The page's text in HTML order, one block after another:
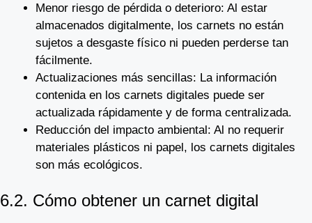
Menor riesgo de pérdida o deterioro: Al estar
almacenados digitalmente, los carnets no están
sujetos a desgaste físico ni pueden perderse tan
fácilmente.
Actualizaciones más sencillas: La información
contenida en los carnets digitales puede ser
actualizada rápidamente y de forma centralizada.
Reducción del impacto ambiental: Al no requerir
materiales plásticos ni papel, los carnets digitales
son más ecológicos.
6.2. Cómo obtener un carnet digital